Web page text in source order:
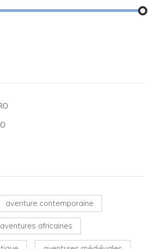
aventure contemporaine
aventures africaines